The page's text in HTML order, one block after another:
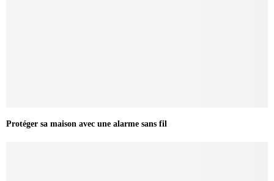
Protéger sa maison avec une alarme sans fil